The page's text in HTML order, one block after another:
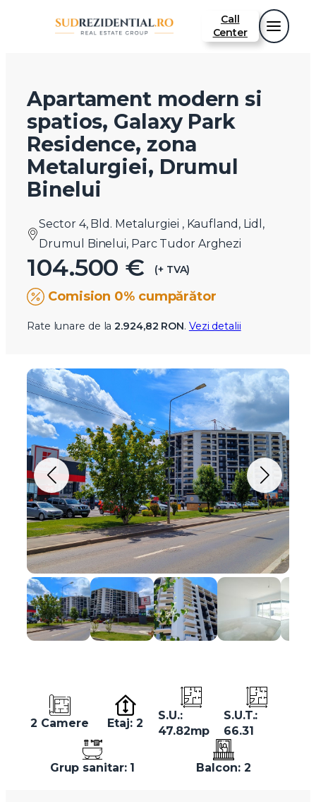
Call
Center
Apartament modern si
spatios, Galaxy Park
Residence, zona
Metalurgiei, Drumul
Binelui
Sector 4, Bld. Metalurgiei , Kaufland, Lidl,
Drumul Binelui, Parc Tudor Arghezi
104.500 € (+ TVA)
Comision 0% cumpărător
Rate lunare de la2.924,82 RON. Vezi detalii
2 Camere Etaj: 2
S.U.:
47.82mp
S.U.T.:
66.31
Grup sanitar: 1 Balcon: 2